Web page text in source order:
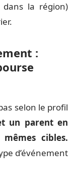
dans la région)
:
selon le profil
un parent en
cibles.
d’événement